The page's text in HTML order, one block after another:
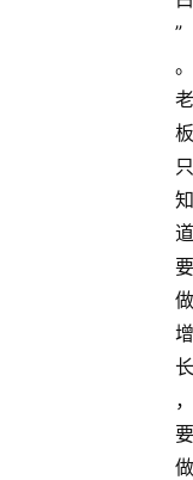
”
。
老
板
只
知
道
要
做
增
长
，
要
做